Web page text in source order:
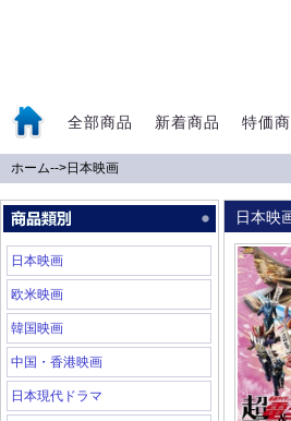
全部商品 新着商品 特価
ホーム-->日本映画
日本映画
欧米映画
韓国映画
中国・香港映画
日本現代ドラマ
日本映